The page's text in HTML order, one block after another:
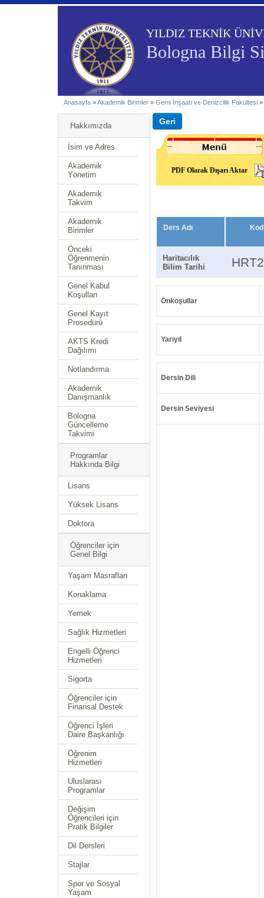
YILDIZ TEKNİK
Bologna Bilgi
Anasayfa »Akademik Birimler » Gemi İnşaatı ve Denizcilik Fakültesi »
Hakkımızda
İsim ve Adres
Akademik
Yönetim
Akademik
Takvim
Akademik
Birimler
Önceki
Öğrenmenin
Tanınması
Genel Kabul
Koşulları
Genel Kayıt
Prosedürü
AKTS Kredi
Dağılımı
Notlandırma
Akademik
Danışmanlık
Bologna
Güncelleme
Takvimi
Programlar
Hakkında Bilgi
Lisans
Yüksek Lisans
Doktora
Öğrenciler için
Genel Bilgi
Yaşam Masrafları
Konaklama
Yemek
Sağlık Hizmetleri
Engelli Öğrenci
Hizmetleri
Sigorta
Öğrenciler için
Finansal Destek
Öğrenci İşleri
Daire Başkanlığı
Öğrenim
Hizmetleri
Uluslarası
Programlar
Değişim
Öğrencileri için
Pratik Bilgiler
Dil Dersleri
Stajlar
Spor ve Sosyal
Yaşam
PDF Olarak Dışarı Aktar
Ders Adı
Haritacılık
Bilim Tarihi
Önkoşullar
Yarıyıl
Dersin Dili
Dersin Seviyesi